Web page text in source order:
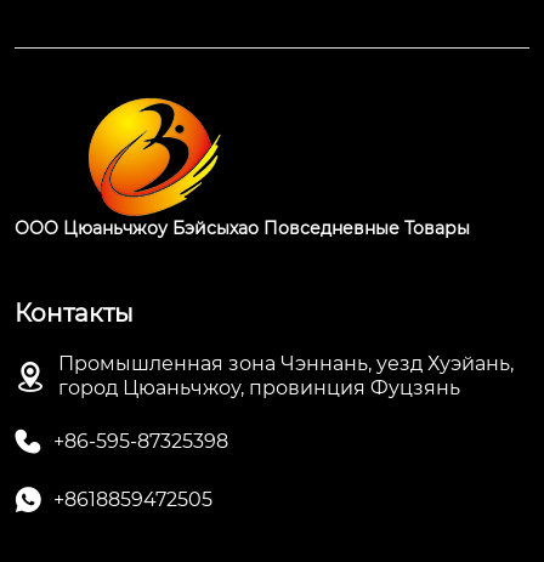
ООО Цюаньчжоу Бэйсыхао Повседневные Товары
Контакты

Промышленная зона Чэннань, уезд Хуэйань,
город Цюаньчжоу, провинция Фуцзянь
 +86-595-87325398
 +8618859472505